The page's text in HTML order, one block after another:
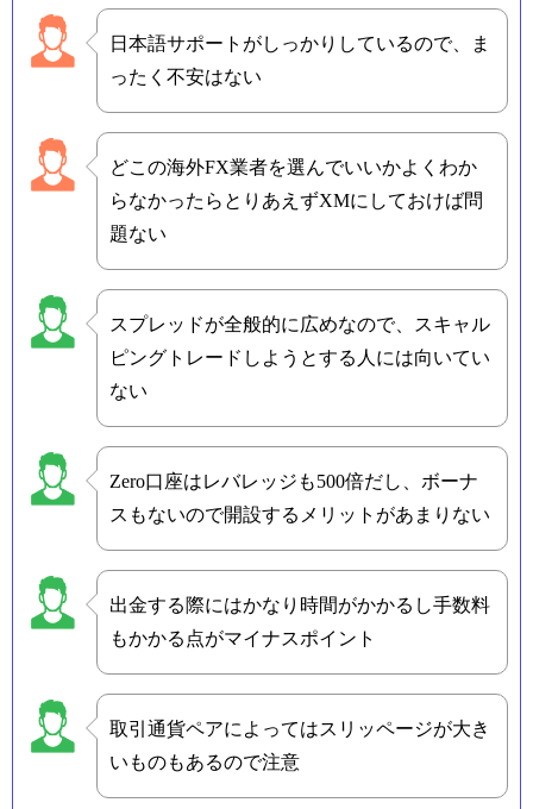
日本語サポートがしっかりしているので、ま
ったく不安はない
どこの海外FX業者を選んでいいかよくわか
らなかったらとりあえずXMにしておけば問
題ない
スプレッドが全般的に広めなので、スキャル
ピングトレードしようとする人には向いてい
ない
Zero口座はレバレッジも500倍だし、ボーナ
スもないので開設するメリットがあまりない
出金する際にはかなり時間がかかるし手数料
もかかる点がマイナスポイント
取引通貨ペアによってはスリッページが大き
いものもあるので注意